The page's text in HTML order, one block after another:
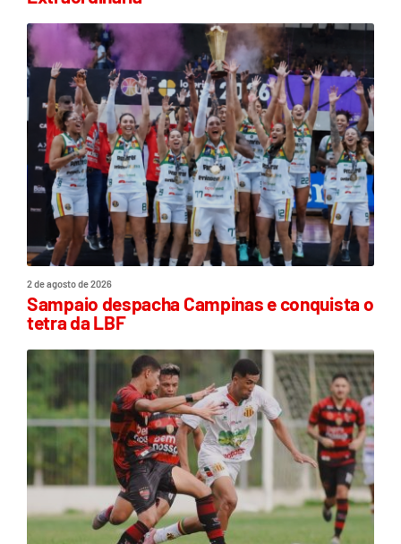
2 de agosto de 2026
Sampaio despacha Campinas e conquista o
tetra da LBF